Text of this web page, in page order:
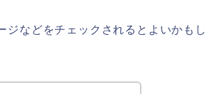
ジなどをチェックされるとよいかもし